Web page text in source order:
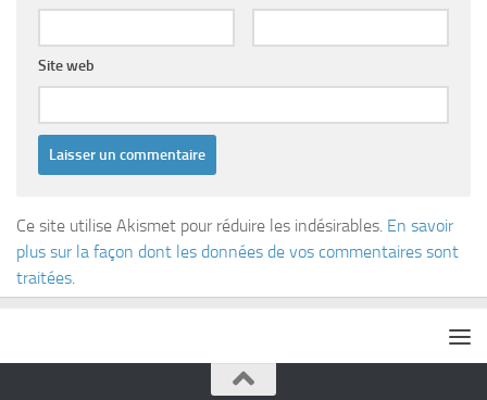
Site web
Ce site utilise Akismet pour réduire les indésirables. En savoir
plus sur la façon dont les données de vos commentaires sont
traitées.